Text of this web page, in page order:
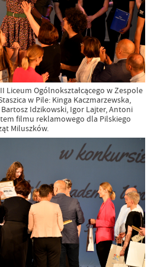
Liceum Ogólnokształcącego w Zespole
w Pile: Kinga Kaczmarzewska,
Idzikowski, Igor Lajter, Antoni
filmu reklamowego dla Pilskiego
Miluszków.